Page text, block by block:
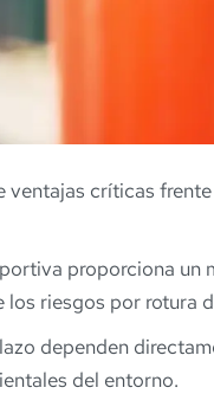
críticas
proporciona un
riesgos por rotura
dependen
del entorno.